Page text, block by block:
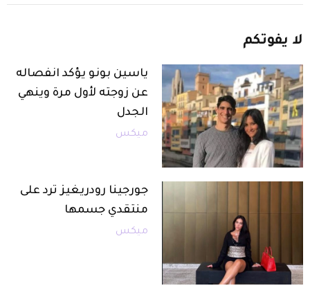
لا يفوتكم
ياسين بونو يؤكد انفصاله
عن زوجته لأول مرة وينهي
الجدل
ميكس
جورجينا رودريغيز ترد على
منتقدي جسمها
ميكس